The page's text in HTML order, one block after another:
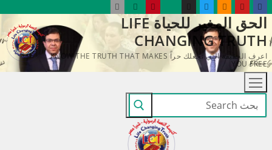
التجاوز
إلى
المحتوى
الحق المغير للحياة LIFE
CHANGING TRUTH
اعرف الحقيقة التي تجعلك حراً KNOW THE TRUTH THAT MAKES
YOU FREE
البحث
عن: